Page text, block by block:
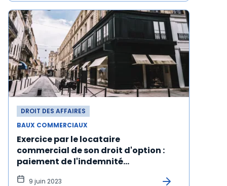
DROIT DES AFFAIRES
BAUX COMMERCIAUX
Exercice par le locataire
commercial de son droit d'option :
paiement de l'indemnité
d'occupation
9 juin 2023